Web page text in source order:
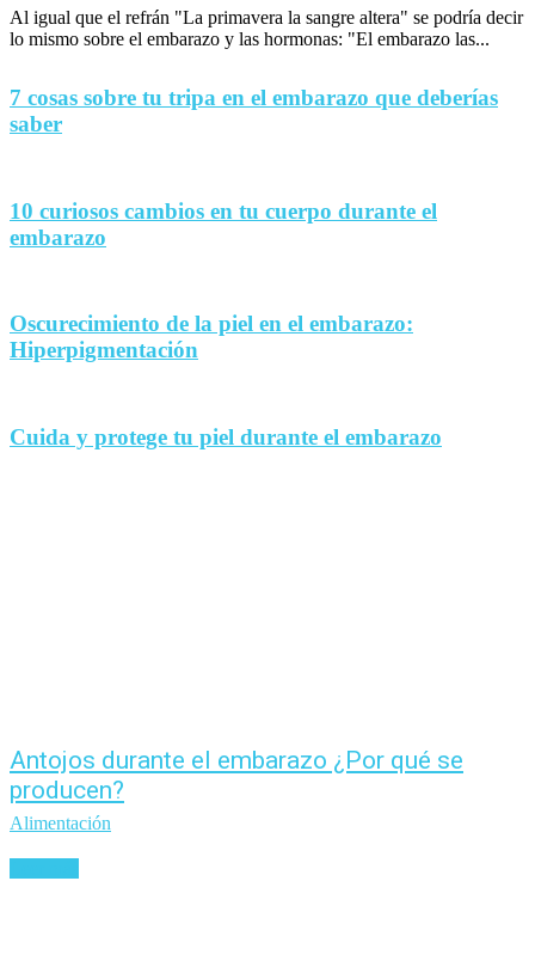
Al igual que el refrán "La primavera la sangre altera" se podría decir
lo mismo sobre el embarazo y las hormonas: "El embarazo las...
7 cosas sobre tu tripa en el embarazo que deberías
saber
10 curiosos cambios en tu cuerpo durante el
embarazo
Oscurecimiento de la piel en el embarazo:
Hiperpigmentación
Cuida y protege tu piel durante el embarazo
Antojos durante el embarazo ¿Por qué se
producen?
Alimentación